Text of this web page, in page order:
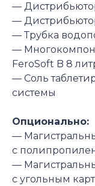
—
—
— Трубка
—
FeroSoft B 8
— Соль
системы
Опционально:
—
с
—
с угольным